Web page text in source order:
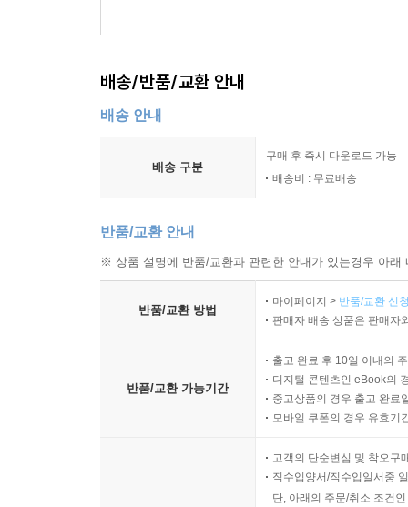
배송/반품/교환 안내
배송 안내
배송 구분
구매 후 즉시 다운로드 가능
배송비 : 무료배송
반품/교환 안내
※ 상품 설명에 반품/교환과 관련한 안내가 있는경우 아
반품/교환 방법
마이페이지 > 반품/교환 신
판매자 배송 상품은 판매자
반품/교환 가능기간
출고 완료 후 10일 이내의
디지털 콘텐츠인 eBook의
중고상품의 경우 출고 완료
모바일 쿠폰의 경우 유효기
고객의 단순변심 및 착오구
직수입양서/직수입일서중
단, 아래의 주문/취소 조건